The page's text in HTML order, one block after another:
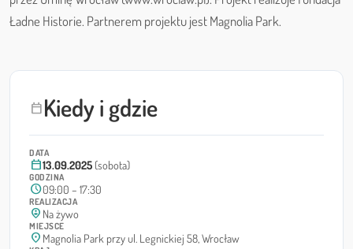
calendar_todayKiedy i gdzie
DATA
calendar_today13.09.2025 (sobota)
GODZINA
schedule09:00 – 17:30
REALIZACJA
person_pin_circle Na żywo
MIEJSCE
location_on Magnolia Park przy ul. Legnickiej 58, Wrocław
Ładne Historie. Partnerem projektu jest Magnolia Park.